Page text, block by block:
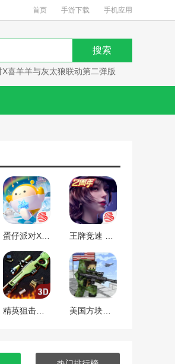
首页 手游下载 手机应用
X喜羊羊与灰太狼联动第二弹版